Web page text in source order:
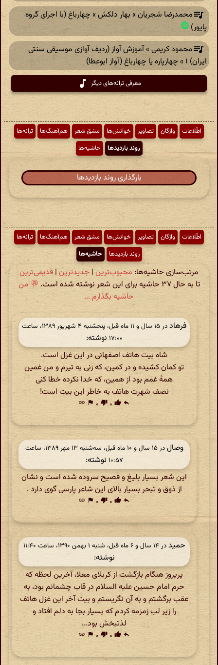
محمدرضا شجریان » بهار دلکش » چهارباغ (با اجرای گروه
پایور)
محمود کریمی » آموزش آواز (ردیف آوازی موسیقی سنتی
ایران) ۱ » چهارپاره یا چهارباغ (آواز ابوعطا)
معرفی ترانه‌های دیگر
اطّلاعات واژگان تصاویر خوانش‌ها مشق شعر هم‌آهنگ‌ها
ترانه‌ها
روند بازدیدها
حاشیه‌ها
بارگذاری روند بازدیدها
اطّلاعات واژگان تصاویر خوانش‌ها مشق شعر هم‌آهنگ‌ها
ترانه‌ها
روند بازدیدها
حاشیه‌ها
مرتب‌سازی حاشیه‌ها: محبوب‌ترین |جدیدترین | قدیمی‌ترین
تا به حال ۳۷ حاشیه برای این شعر نوشته شده است.
💬 من
حاشیه بگذارم ...
فرهاد
در ‫۱۵ سال و ۱۱ ماه قبل، پنجشنبه ۴ شهریور ۱۳۸۹، ساعت
۱۷:۰۰ نوشته:
شاه بیت هاتف اصفهانی در این غزل است.
تو کمان کشیده و در کمین، که زنی به تیرم و من غمین
همهٔ غمم بود از همین، که خدا نکرده خطا کنی
نصف شهرت هاتف به خاطر این بیت است!
reply
thumb_up ۰ thumb_down ۰ flag
link
وصال
در ‫۱۵ سال و ۱۰ ماه قبل، سه‌شنبه ۱۳ مهر ۱۳۸۹، ساعت
۱۰:۵۷ نوشته:
این شعر بسیار بلیغ و فصیح سروده شده است و نشان
از ذوق و تبحر بسیار بالای این شاعر پارسی گوی دارد .
reply
thumb_up ۰ thumb_down ۰ flag
link
حمیددر ‫۱۴ سال و ۶ ماه قبل، شنبه ۱ بهمن ۱۳۹۰، ساعت ۱۱:۴۰
نوشته:
پریروز هنگام بازگشت از کربلای معلا، آخرین لحظه که
حرم امام حسین علیه السلام در قاب چشمانم بود، به
عقب برگشتم و به آن نگریستم و بیت آخر این غزل هاتف
را زیر لب زمزمه کردم که بسیار بجا به دلم افتاد و
لذتبخش بود...
reply
thumb_up ۰ thumb_down ۰ flag
link